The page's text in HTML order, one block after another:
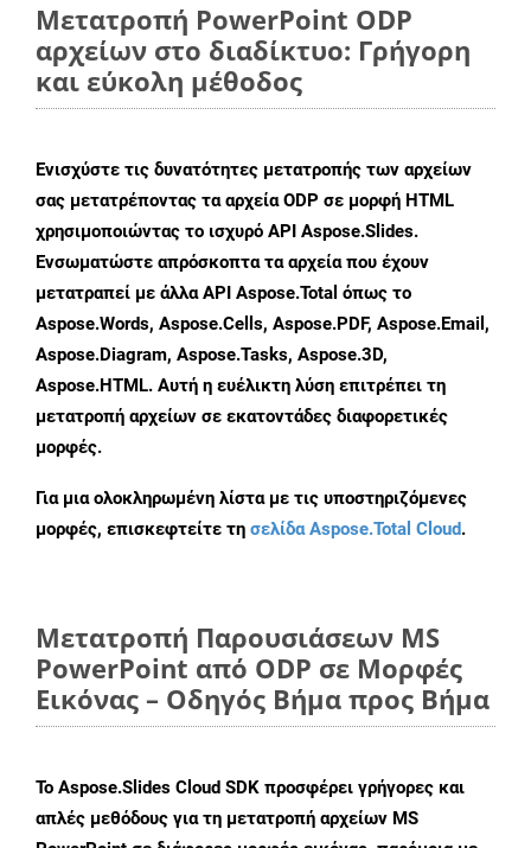
Μετατροπή PowerPoint ODP
αρχείων στο διαδίκτυο: Γρήγορη
και εύκολη μέθοδος
Ενισχύστε τις δυνατότητες μετατροπής των αρχείων
σας μετατρέποντας τα αρχεία ODP σε μορφή HTML
χρησιμοποιώντας το ισχυρό API Aspose.Slides.
Ενσωματώστε απρόσκοπτα τα αρχεία που έχουν
μετατραπεί με άλλα API Aspose.Total όπως το
Aspose.Words, Aspose.Cells, Aspose.PDF, Aspose.Email,
Aspose.Diagram, Aspose.Tasks, Aspose.3D,
Aspose.HTML. Αυτή η ευέλικτη λύση επιτρέπει τη
μετατροπή αρχείων σε εκατοντάδες διαφορετικές
μορφές.
Για μια ολοκληρωμένη λίστα με τις υποστηριζόμενες
μορφές, επισκεφτείτε τη σελίδα Aspose.Total Cloud.
Μετατροπή Παρουσιάσεων MS
PowerPoint από ODP σε Μορφές
Εικόνας – Οδηγός Βήμα προς Βήμα
Το Aspose.Slides Cloud SDK προσφέρει γρήγορες και
απλές μεθόδους για τη μετατροπή αρχείων MS